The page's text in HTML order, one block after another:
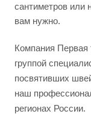
сантиметров или
вам нужно.
Компания Первая
группой
посвятивших
наш
регионах России.